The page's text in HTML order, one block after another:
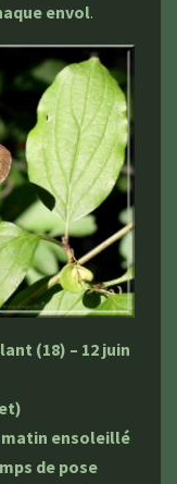
envol.
(18) – 12 juin
ensoleillé
de pose